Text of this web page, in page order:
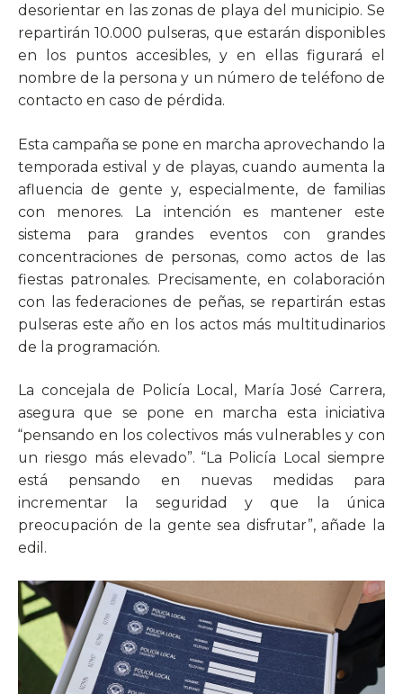
desorientar en las zonas de playa del municipio. Se
repartirán 10.000 pulseras, que estarán disponibles
en los puntos accesibles, y en ellas figurará el
nombre de la persona y un número de teléfono de
contacto en caso de pérdida.
Esta campaña se pone en marcha aprovechando la
temporada estival y de playas, cuando aumenta la
afluencia de gente y, especialmente, de familias
con menores. La intención es mantener este
sistema para grandes eventos con grandes
concentraciones de personas, como actos de las
fiestas patronales. Precisamente, en colaboración
con las federaciones de peñas, se repartirán estas
pulseras este año en los actos más multitudinarios
de la programación.
La concejala de Policía Local, María José Carrera,
asegura que se pone en marcha esta iniciativa
“pensando en los colectivos más vulnerables y con
un riesgo más elevado”. “La Policía Local siempre
está pensando en nuevas medidas para
incrementar la seguridad y que la única
preocupación de la gente sea disfrutar”, añade la
edil.